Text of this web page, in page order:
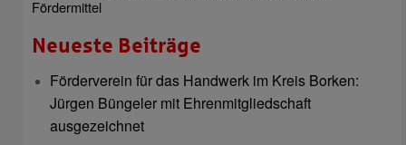
Fördermittel
Neueste Beiträge
Förderverein für das Handwerk im Kreis Borken:
Jürgen Büngeler mit Ehrenmitgliedschaft
ausgezeichnet